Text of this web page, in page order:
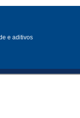
e aditivos